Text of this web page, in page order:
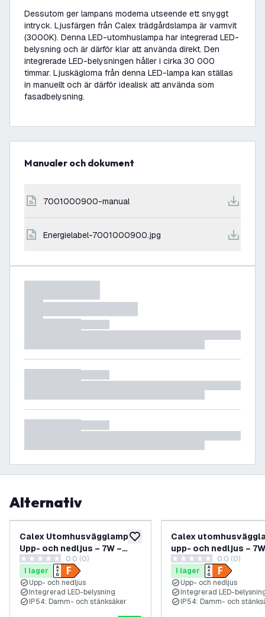
Dessutom ger lampans moderna utseende ett snyggt
intryck. Ljusfärgen från Calex trädgårdslampa är varmvit
(3000K). Denna LED-utomhuslampa har integrerad LED-
belysning och är därför klar att använda direkt. Den
integrerade LED-belysningen håller i cirka 30 000
timmar. Ljuskäglorna från denna LED-lampa kan ställas
in manuellt och är därför idealisk att använda som
fasadbelysning.
Manualer och dokument
7001000900-manual
energielabel-7001000900.jpg
Alternativ
lägg till i önskelistan
Calex Utomhusvägglampa –
Upp- och nedljus – 7W –
3000K – IP54 – Svart
0 stjärnbetyg0.0 (0)
I lager
Upp- och nedljus
Integrerad LED-belysning
IP54: Damm- och stänksäker
Calex
upp- och nedljus –
3000K – IP54 – svart
0 stjärnbetyg0.0 (0)
I lager
Upp- och nedljus
Integrerad LED-
IP54: Damm- och